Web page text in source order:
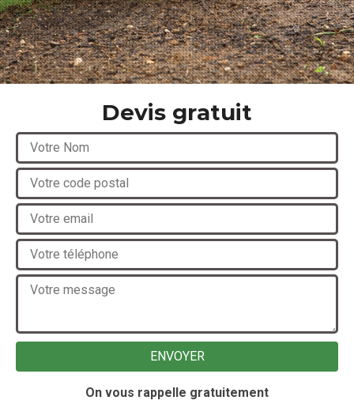
Devis gratuit
On vous rappelle gratuitement